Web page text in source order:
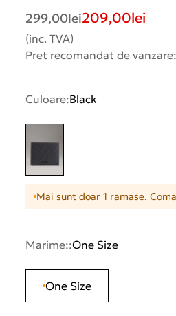
299,00lei209,00lei
(inc. TVA)
Pret recomandat de
Culoare:Black
Mai sunt doar 1 ramase.
Marime::One Size
One Size